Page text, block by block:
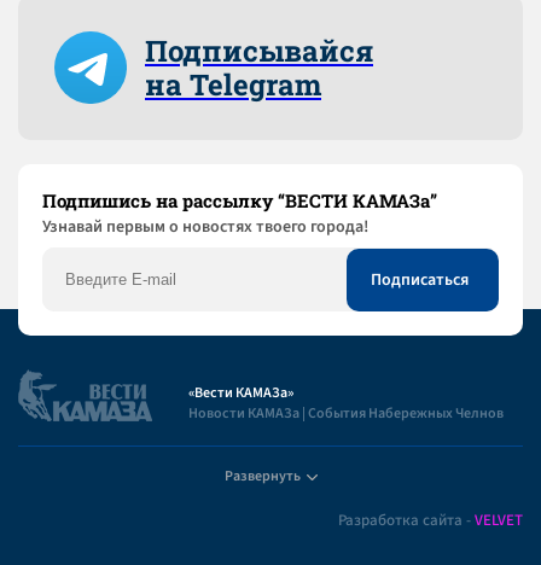
Подписывайся
на Telegram
Подпишись на рассылку “ВЕСТИ КАМАЗа”
Узнaвай первым о новостях твоего города!
«Вести КАМАЗа»
Новости КАМАЗа | События Набережных Челнов
Развернуть
Разработка сайта -VELVET